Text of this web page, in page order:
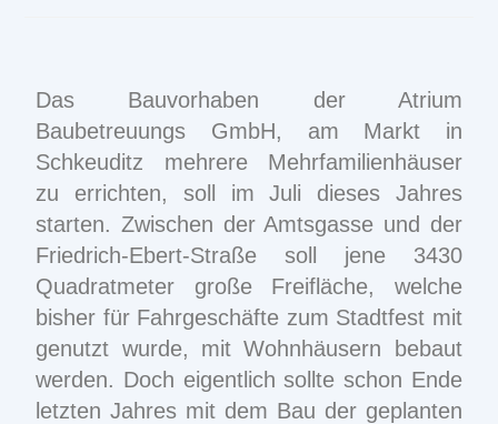
Das Bauvorhaben der Atrium
Baubetreuungs GmbH, am Markt in
Schkeuditz mehrere Mehrfamilienhäuser
zu errichten, soll im Juli dieses Jahres
starten. Zwischen der Amtsgasse und der
Friedrich-Ebert-Straße soll jene 3430
Quadratmeter große Freifläche, welche
bisher für Fahrgeschäfte zum Stadtfest mit
genutzt wurde, mit Wohnhäusern bebaut
werden. Doch eigentlich sollte schon Ende
letzten Jahres mit dem Bau der geplanten